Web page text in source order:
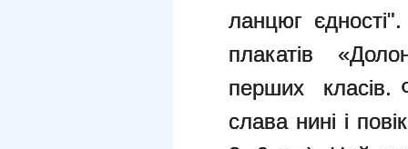
ланцюг
плакатів
перших класів.
слава нині і